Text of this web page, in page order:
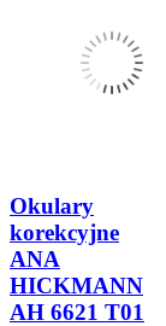
Okulary
korekcyjne
ANA
HICKMANN
AH 6621 T01